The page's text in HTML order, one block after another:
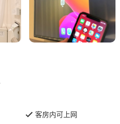
客房内可上网